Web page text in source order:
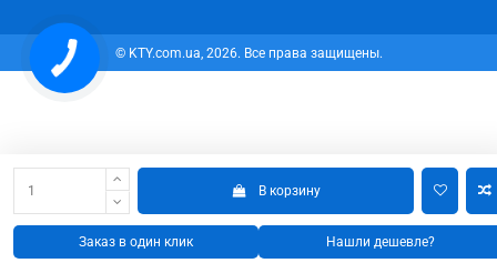
В корзину
Заказ в один клик Нашли дешевле?
© KTY.com.ua, 2026. Все права защищены.
КНОПКА
ЗВ'ЯЗКУ